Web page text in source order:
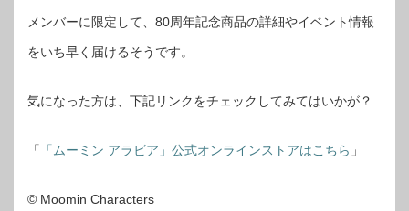
メンバーに限定して、80周年記念商品の詳細やイベント情報
をいち早く届けるそうです。
気になった方は、下記リンクをチェックしてみてはいかが？
「 「ムーミン アラビア」公式オンラインストアはこちら 」
© Moomin Characters